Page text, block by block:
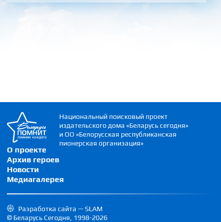
О проекте
Архив героев
Новости
Медиагалерея
Национальный поисковый проект
издательского дома «Беларусь сегодня»
и ОО «Белорусская республиканская
пионерская организация»
Разработка сайта — SLAM
© Беларусь Сегодня, 1998-2026